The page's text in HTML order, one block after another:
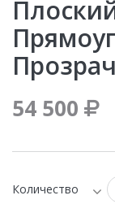
54 500
Количество